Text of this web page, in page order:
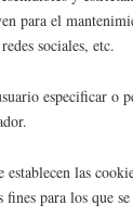
para el
sociales, etc.
especificar o
establecen las
para los que